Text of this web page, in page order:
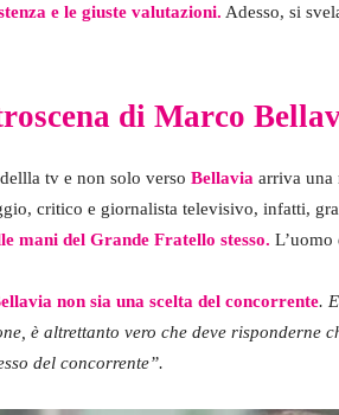
e le giuste valutazioni. Adesso, si
di Marco
tv e non solo verso Bellavia arriva una
critico e giornalista televisivo, infatti,
mani del Grande Fratello stesso.
non sia una scelta del concorrente.
è altrettanto vero che deve risponderne
del concorrente”.